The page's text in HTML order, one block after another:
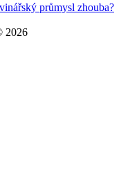
průmysl zhouba?
2026